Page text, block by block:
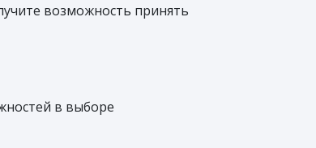
возможность принять
в выборе